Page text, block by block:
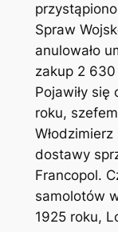
Spraw
anulowało
zakup 2
Pojawiły się
roku,
dostawy
Francopol.
samolotów
1925 roku,